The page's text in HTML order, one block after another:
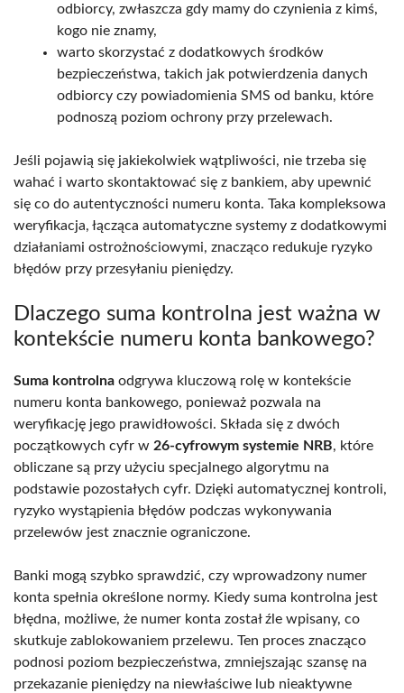
odbiorcy, zwłaszcza gdy mamy do czynienia z kimś,
kogo nie znamy,
warto skorzystać z dodatkowych środków
bezpieczeństwa, takich jak potwierdzenia danych
odbiorcy czy powiadomienia SMS od banku, które
podnoszą poziom ochrony przy przelewach.
Jeśli pojawią się jakiekolwiek wątpliwości, nie trzeba się
wahać i warto skontaktować się z bankiem, aby upewnić
się co do autentyczności numeru konta. Taka kompleksowa
weryfikacja, łącząca automatyczne systemy z dodatkowymi
działaniami ostrożnościowymi, znacząco redukuje ryzyko
błędów przy przesyłaniu pieniędzy.
Dlaczego suma kontrolna jest ważna w
kontekście numeru konta bankowego?
Suma kontrolna odgrywa kluczową rolę w kontekście
numeru konta bankowego, ponieważ pozwala na
weryfikację jego prawidłowości. Składa się z dwóch
początkowych cyfr w 26-cyfrowym systemie NRB, które
obliczane są przy użyciu specjalnego algorytmu na
podstawie pozostałych cyfr. Dzięki automatycznej kontroli,
ryzyko wystąpienia błędów podczas wykonywania
przelewów jest znacznie ograniczone.
Banki mogą szybko sprawdzić, czy wprowadzony numer
konta spełnia określone normy. Kiedy suma kontrolna jest
błędna, możliwe, że numer konta został źle wpisany, co
skutkuje zablokowaniem przelewu. Ten proces znacząco
podnosi poziom bezpieczeństwa, zmniejszając szansę na
przekazanie pieniędzy na niewłaściwe lub nieaktywne